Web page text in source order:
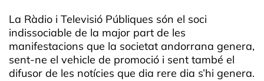
La Ràdio i Televisió Públiques són el soci
indissociable de la major part de les
manifestacions que la societat andorrana genera,
sent-ne el vehicle de promoció i sent també el
difusor de les notícies que dia rere dia s’hi genera.